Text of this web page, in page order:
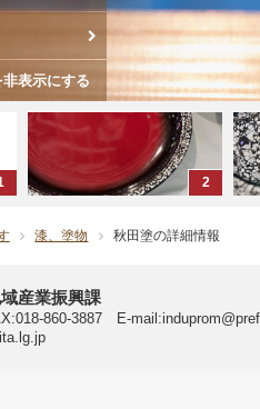
表示にする
2
漆、塗物 秋田塗の詳細情報
産業振興課
860-3887 E-